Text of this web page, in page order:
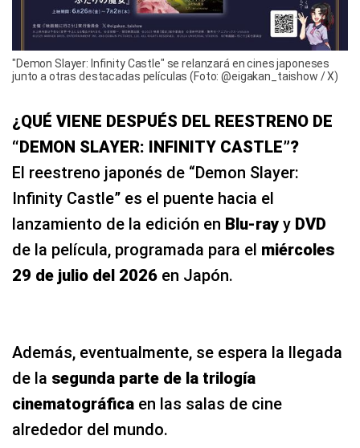
"Demon Slayer: Infinity Castle" se relanzará en cines japoneses
junto a otras destacadas películas (Foto: @eigakan_taishow / X)
¿QUÉ VIENE DESPUÉS DEL REESTRENO DE
“DEMON SLAYER: INFINITY CASTLE”?
El reestreno japonés de “Demon Slayer:
Infinity Castle” es el puente hacia el
lanzamiento de la edición en Blu‑ray y DVD
de la película, programada para el miércoles
29 de julio del 2026 en Japón.
Además, eventualmente, se espera la llegada
de la segunda parte de la trilogía
cinematográfica en las salas de cine
alrededor del mundo.